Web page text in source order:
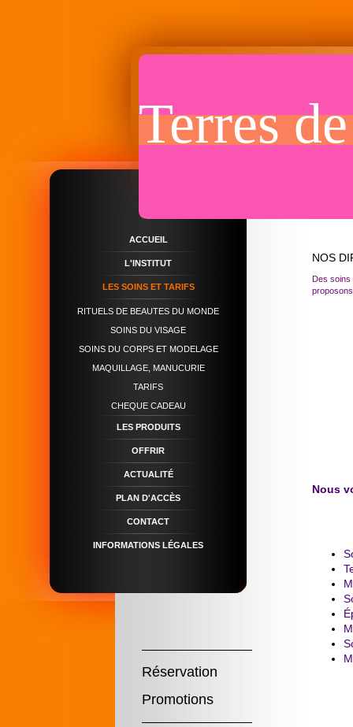
Terres
NOS
Des soins
Nous
ACCUEIL
L'INSTITUT
LES SOINS ET TARIFS
RITUELS DE BEAUTES DU MONDE
SOINS DU VISAGE
SOINS DU CORPS ET MODELAGE
MAQUILLAGE, MANUCURIE
TARIFS
CHEQUE CADEAU
LES PRODUITS
OFFRIR
ACTUALITÉ
PLAN D'ACCÈS
CONTACT
INFORMATIONS LÉGALES
Réservation
Promotions